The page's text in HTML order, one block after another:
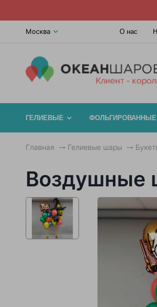
Москва О нас
ГЕЛИЕВЫЕ ФОЛЬГИРОВАННЫЕ
Главная Гелиевые шары
Воздушные